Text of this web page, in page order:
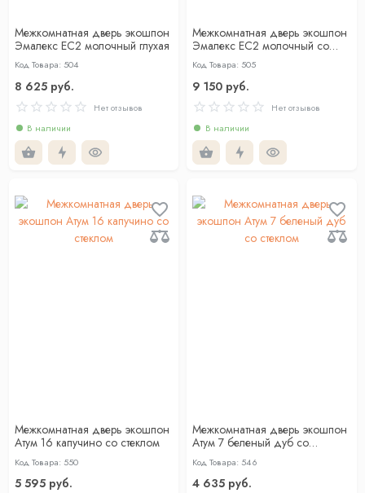
Межкомнатная дверь экошпон
Эмалекс ЕС2 молочный глухая
Код Товара: 504
8 625 руб.
Нет отзывов
В наличии
Межкомнатная дверь экошпон
Эмалекс ЕС2 молочный со
стеклом
Код Товара: 505
9 150 руб.
Нет отзывов
В наличии
Межкомнатная дверь экошпон
Атум 16 капучино со стеклом
Код Товара: 550
5 595 руб.
Межкомнатная дверь экошпон
Атум 7 беленый дуб со
стеклом
Код Товара: 546
4 635 руб.